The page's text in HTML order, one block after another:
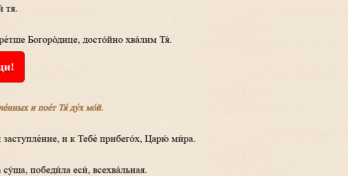
тя.
Богоро́дице, досто́йно хва́лим Тя́.
и пое́т Тя́ ду́х мо́й.
и к Тебе́ прибего́х, Царю́ ми́ра.
победи́ла еси́, всехва́льная.